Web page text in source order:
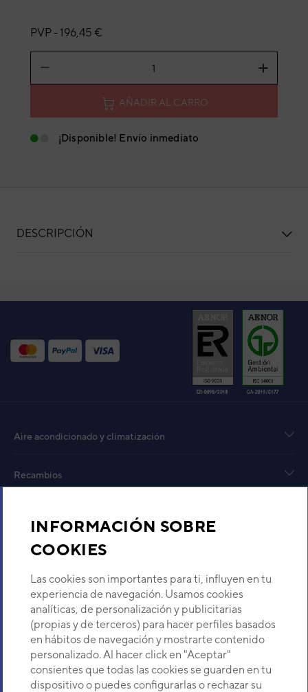
INFORMACIÓN SOBRE
COOKIES
Las cookies son importantes para ti, influyen en tu
experiencia de navegación. Usamos cookies
analíticas, de personalización y publicitarias
(propias y de terceros) para hacer perfiles basados
en hábitos de navegación y mostrarte contenido
personalizado. Al hacer click en "Aceptar"
consientes que todas las cookies se guarden en tu
dispositivo o puedes configurarlas o rechazar su
PVP - 196,45 €
AÑADIR AL CARRO
¡Disponible! Envío inmediato
DESCRIPCIÓN
PLACA CONTROL EZ-002PHUE-C
Ref.
Modelo: EZ-002PHUE-C
Aire acondicionado y climatización
Recambios
Descubre Eurofred
Dónde Estamos
¿Buscas un servicio técnico?
Selecciona provincia